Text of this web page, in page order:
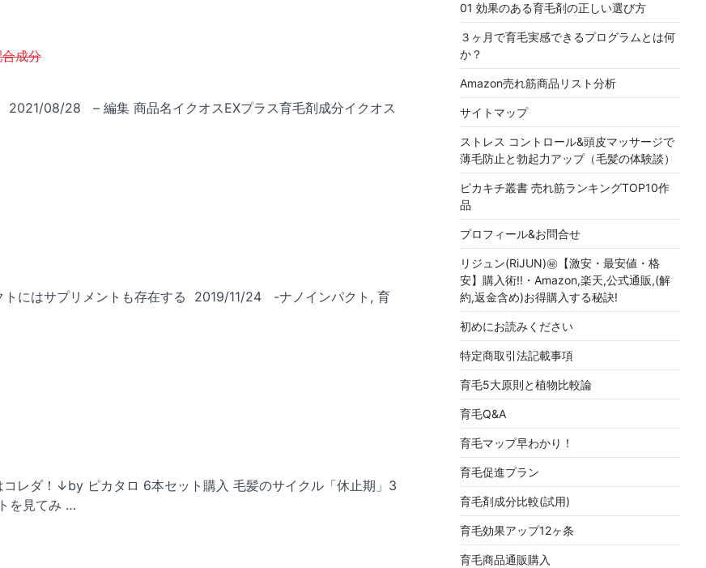
成分
2021/08/28 – 編集 商品名イクオスEXプラス育毛剤成分イクオス
トにはサプリメントも存在する 2019/11/24 -ナノインパクト, 育
レダ！↓by ピカタロ 6本セット購入 毛髪のサイクル「休止期」3
を見てみ …
01 効果のある育毛剤の正しい選び方
３ヶ月で育毛実感できるプログラムとは何
か？
Amazon売れ筋商品リスト分析
サイトマップ
ストレス コントロール&頭皮マッサージで
薄毛防止と勃起力アップ（毛髪の体験談）
ピカキチ叢書 売れ筋ランキングTOP10作
品
プロフィール&お問合せ
リジュン(RiJUN)㊙【激安・最安値・格
安】購入術!!・Amazon,楽天,公式通販,(解
約,返金含め)お得購入する秘訣!
初めにお読みください
特定商取引法記載事項
育毛5大原則と植物比較論
育毛Q&A
育毛マップ早わかり！
育毛促進プラン
育毛剤成分比較(試用)
育毛効果アップ12ヶ条
育毛商品通販購入